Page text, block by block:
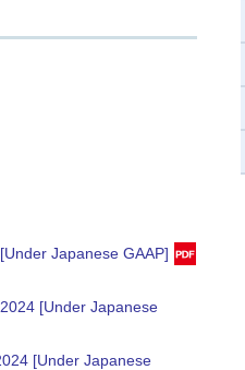
Japanese GAAP]
[Under Japanese
[Under Japanese